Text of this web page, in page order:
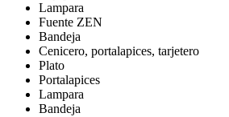
Lampara
Fuente ZEN
Bandeja
Cenicero, portalapices, tarjetero
Plato
Portalapices
Lampara
Bandeja